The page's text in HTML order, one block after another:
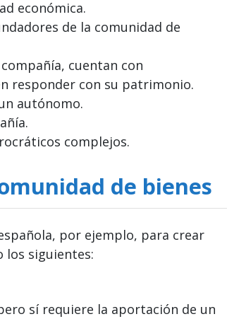
económica.
de la comunidad de
cuentan con
responder con su patrimonio.
autónomo.
complejos.
de bienes
por ejemplo, para crear
los siguientes:
sí requiere la aportación de un